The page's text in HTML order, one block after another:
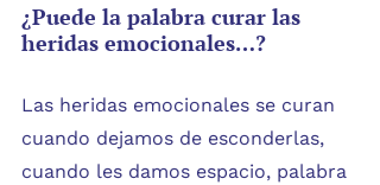
¿Puede la palabra curar las
heridas emocionales…?
Las heridas emocionales se curan
cuando dejamos de esconderlas,
cuando les damos espacio, palabra